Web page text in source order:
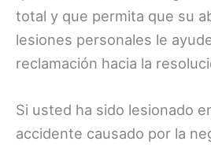
total y que permita que su
lesiones personales le
reclamación hacia la
Si usted ha sido lesionado
accidente causado por la